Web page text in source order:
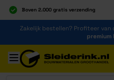
Boven 2.000 gratis verzending
Al 40 jaar dé specialist
Alles onder één dak
Ga naar de inhoud
Zakelijk bestellen? Profiteer van
premium
Ga naar hoofdinhoud